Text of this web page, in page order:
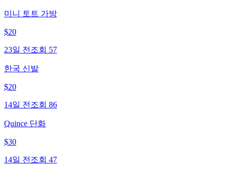
미니 토트 가방
$20
23일 전 조회 57
한국 신발
$20
14일 전 조회 86
Quince 단화
$30
14일 전 조회 47